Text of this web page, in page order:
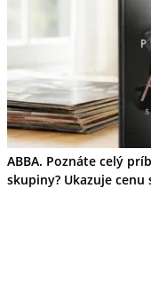
ABBA. Poznáte celý
skupiny? Ukazuje